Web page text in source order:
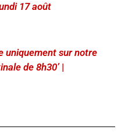
17 août
uniquement sur notre
de 8h30’|